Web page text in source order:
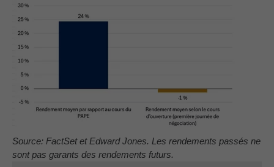
Source: FactSet et Edward Jones. Les rendements passés ne
sont pas garants des rendements futurs.